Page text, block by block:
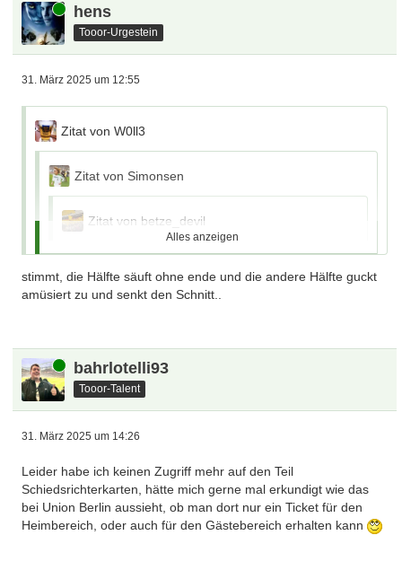
Online hens
Tooor-Urgestein
31. März 2025 um 12:55
Zitat von W0ll3
Zitat von Simonsen
Zitat von betze_devil
x
Zu den Treffen gehe ich meiner Frau zuliebe nicht 😃
Ganz klar FAKE NEWS.
Alles anzeigen
stimmt, die Hälfte säuft ohne ende und die andere Hälfte guckt
amüsiert zu und senkt den Schnitt..
Online bahrlotelli93
Tooor-Talent
31. März 2025 um 14:26
Leider habe ich keinen Zugriff mehr auf den Teil
Schiedsrichterkarten, hätte mich gerne mal erkundigt wie das
bei Union Berlin aussieht, ob man dort nur ein Ticket für den
Heimbereich, oder auch für den Gästebereich erhalten kann